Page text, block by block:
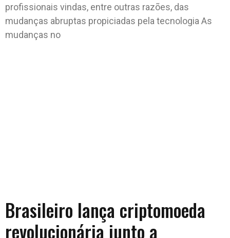
profissionais vindas, entre outras razões, das
mudanças abruptas propiciadas pela tecnologia As
mudanças no
Brasileiro lança criptomoeda
revolucionária junto a